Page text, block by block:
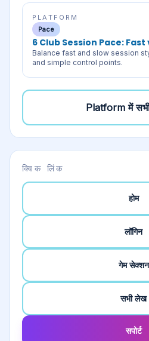
PLATFORM
Pace
6 Club Session Pace: Fast
Balance fast and slow session
and simple control points.
Platformमें
क्विक लिंक
होम
लॉगिन
गेम सेक्शन
सभी लेख
सपोर्ट